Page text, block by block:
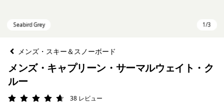
メンズ・スキー＆スノーボード
メンズ・キャプリーン・サーマルウェイト・ク
ルー
評価: 4.7 / 5
38 レビュー